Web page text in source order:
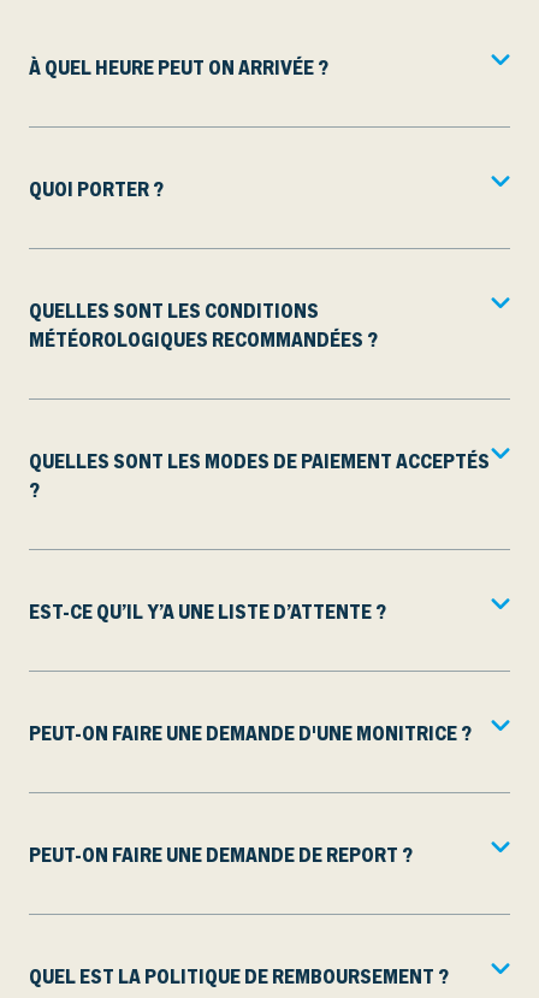
À QUEL HEURE PEUT ON ARRIVÉE ?
QUOI PORTER ?
QUELLES SONT LES CONDITIONS
MÉTÉOROLOGIQUES RECOMMANDÉES ?
QUELLES SONT LES MODES DE PAIEMENT ACCEPTÉS
?
EST-CE QU’IL Y’A UNE LISTE D’ATTENTE ?
PEUT-ON FAIRE UNE DEMANDE D'UNE MONITRICE ?
PEUT-ON FAIRE UNE DEMANDE DE REPORT ?
QUEL EST LA POLITIQUE DE REMBOURSEMENT ?